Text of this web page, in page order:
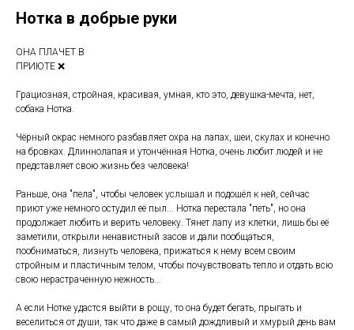
Нотка в добрые руки
ОНА ПЛАЧЕТ В
ПРИЮТЕ ❌
Грациозная, стройная, красивая, умная, кто это, девушка-мечта, нет,
собака Нотка.
Чёрный окрас немного разбавляет охра на лапах, шеи, скулах и конечно
на бровках. Длиннолапая и утончённая Нотка, очень любит людей и не
представляет свою жизнь без человека!
Раньше, она "пела", чтобы человек услышал и подошёл к ней, сейчас
приют уже немного остудил её пыл... Нотка перестала "петь", но она
продолжает любить и верить человеку. Тянет лапу из клетки, лишь бы её
заметили, открыли ненавистный засов и дали пообщаться,
пообниматься, лизнуть человека, прижаться к нему всем своим
стройным и пластичным телом, чтобы почувствовать тепло и отдать всю
свою нерастраченную нежность...
А если Нотке удастся выйти в рощу, то она будет бегать, прыгать и
веселиться от души, так что даже в самый дождливый и хмурый день вам